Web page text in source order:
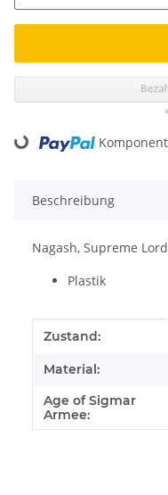
Loading...
Beschreibung
Nagash, Supreme
Plastik
Produkteigenschaft
Wert
Zustand:
Material:
Age of Sigmar
Armee: